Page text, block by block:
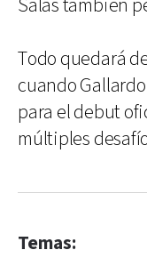
Salas también
Todo quedará
cuando
para el debut
múltiples
Temas: